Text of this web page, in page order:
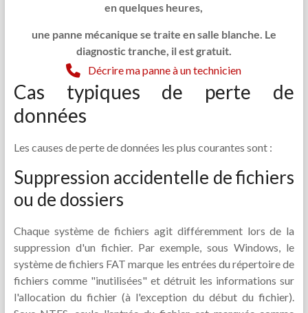
en quelques heures,
une panne mécanique se traite en salle blanche. Le
diagnostic tranche, il est gratuit.
Décrire ma panne à un technicien
Cas typiques de perte de
données
Les causes de perte de données les plus courantes sont :
Suppression accidentelle de fichiers
ou de dossiers
Chaque système de fichiers agit différemment lors de la
suppression d'un fichier. Par exemple, sous Windows, le
système de fichiers FAT marque les entrées du répertoire de
fichiers comme "inutilisées" et détruit les informations sur
l'allocation du fichier (à l'exception du début du fichier).